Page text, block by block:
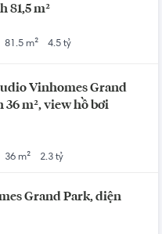
81,5 m²
81.5 m² 4.5 tỷ
Vinhomes Grand
36 m², view hồ bơi
36 m² 2.3 tỷ
Grand Park, diện